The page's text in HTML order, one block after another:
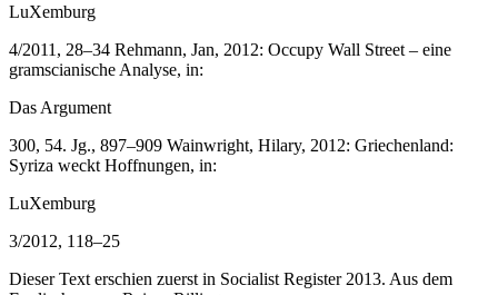
LuXemburg
4/2011, 28–34 Rehmann, Jan, 2012: Occupy Wall Street – eine
gramscianische Analyse, in:
Das Argument
300, 54. Jg., 897–909 Wainwright, Hilary, 2012: Griechenland:
Syriza weckt Hoffnungen, in:
LuXemburg
3/2012, 118–25
Dieser Text erschien zuerst in Socialist Register 2013. Aus dem